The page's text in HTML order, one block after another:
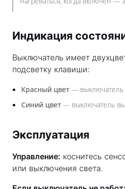
Индикация
Выключатель имеет
подсветку клавиши:
Красный цвет — выключатель
Синий цвет — выключатель
Эксплуатация
Управление: коснитесь
или выключения света.